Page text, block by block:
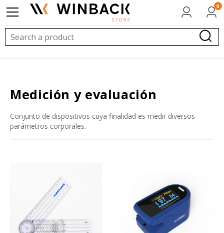
medición y evaluación
Conjunto de dispositivos cuya finalidad es medir diversos
parámetros corporales.
0